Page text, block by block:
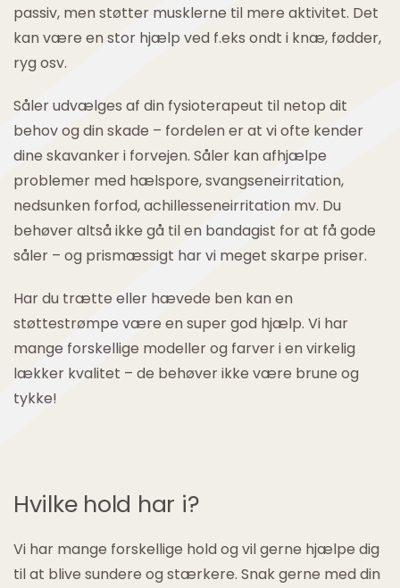
passiv, men støtter musklerne til mere aktivitet. Det
kan være en stor hjælp ved f.eks ondt i knæ, fødder,
ryg osv.
Såler udvælges af din fysioterapeut til netop dit
behov og din skade – fordelen er at vi ofte kender
dine skavanker i forvejen. Såler kan afhjælpe
problemer med hælspore, svangseneirritation,
nedsunken forfod, achillesseneirritation mv. Du
behøver altså ikke gå til en bandagist for at få gode
såler – og prismæssigt har vi meget skarpe priser.
Har du trætte eller hævede ben kan en
støttestrømpe være en super god hjælp. Vi har
mange forskellige modeller og farver i en virkelig
lækker kvalitet – de behøver ikke være brune og
tykke!
Hvilke hold har i?
Vi har mange forskellige hold og vil gerne hjælpe dig
til at blive sundere og stærkere. Snak gerne med din